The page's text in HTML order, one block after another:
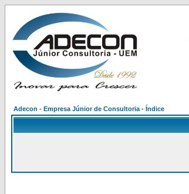
Adecon - Empresa Júnior de Consultoria - Índice